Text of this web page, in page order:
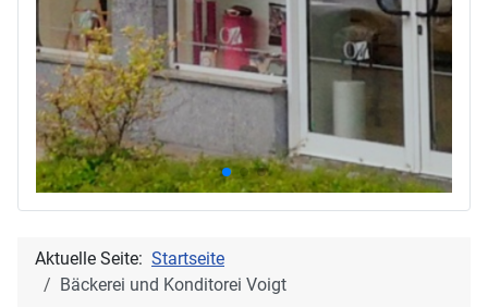
Aktuelle Seite: Startseite
Bäckerei und Konditorei Voigt